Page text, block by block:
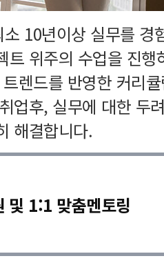
10년이상 실무를 경
트 위주의 수업을 진
렌드를 반영한 커리
업후, 실무에 대한 두
해결합니다.
및 1:1 맞춤멘토링